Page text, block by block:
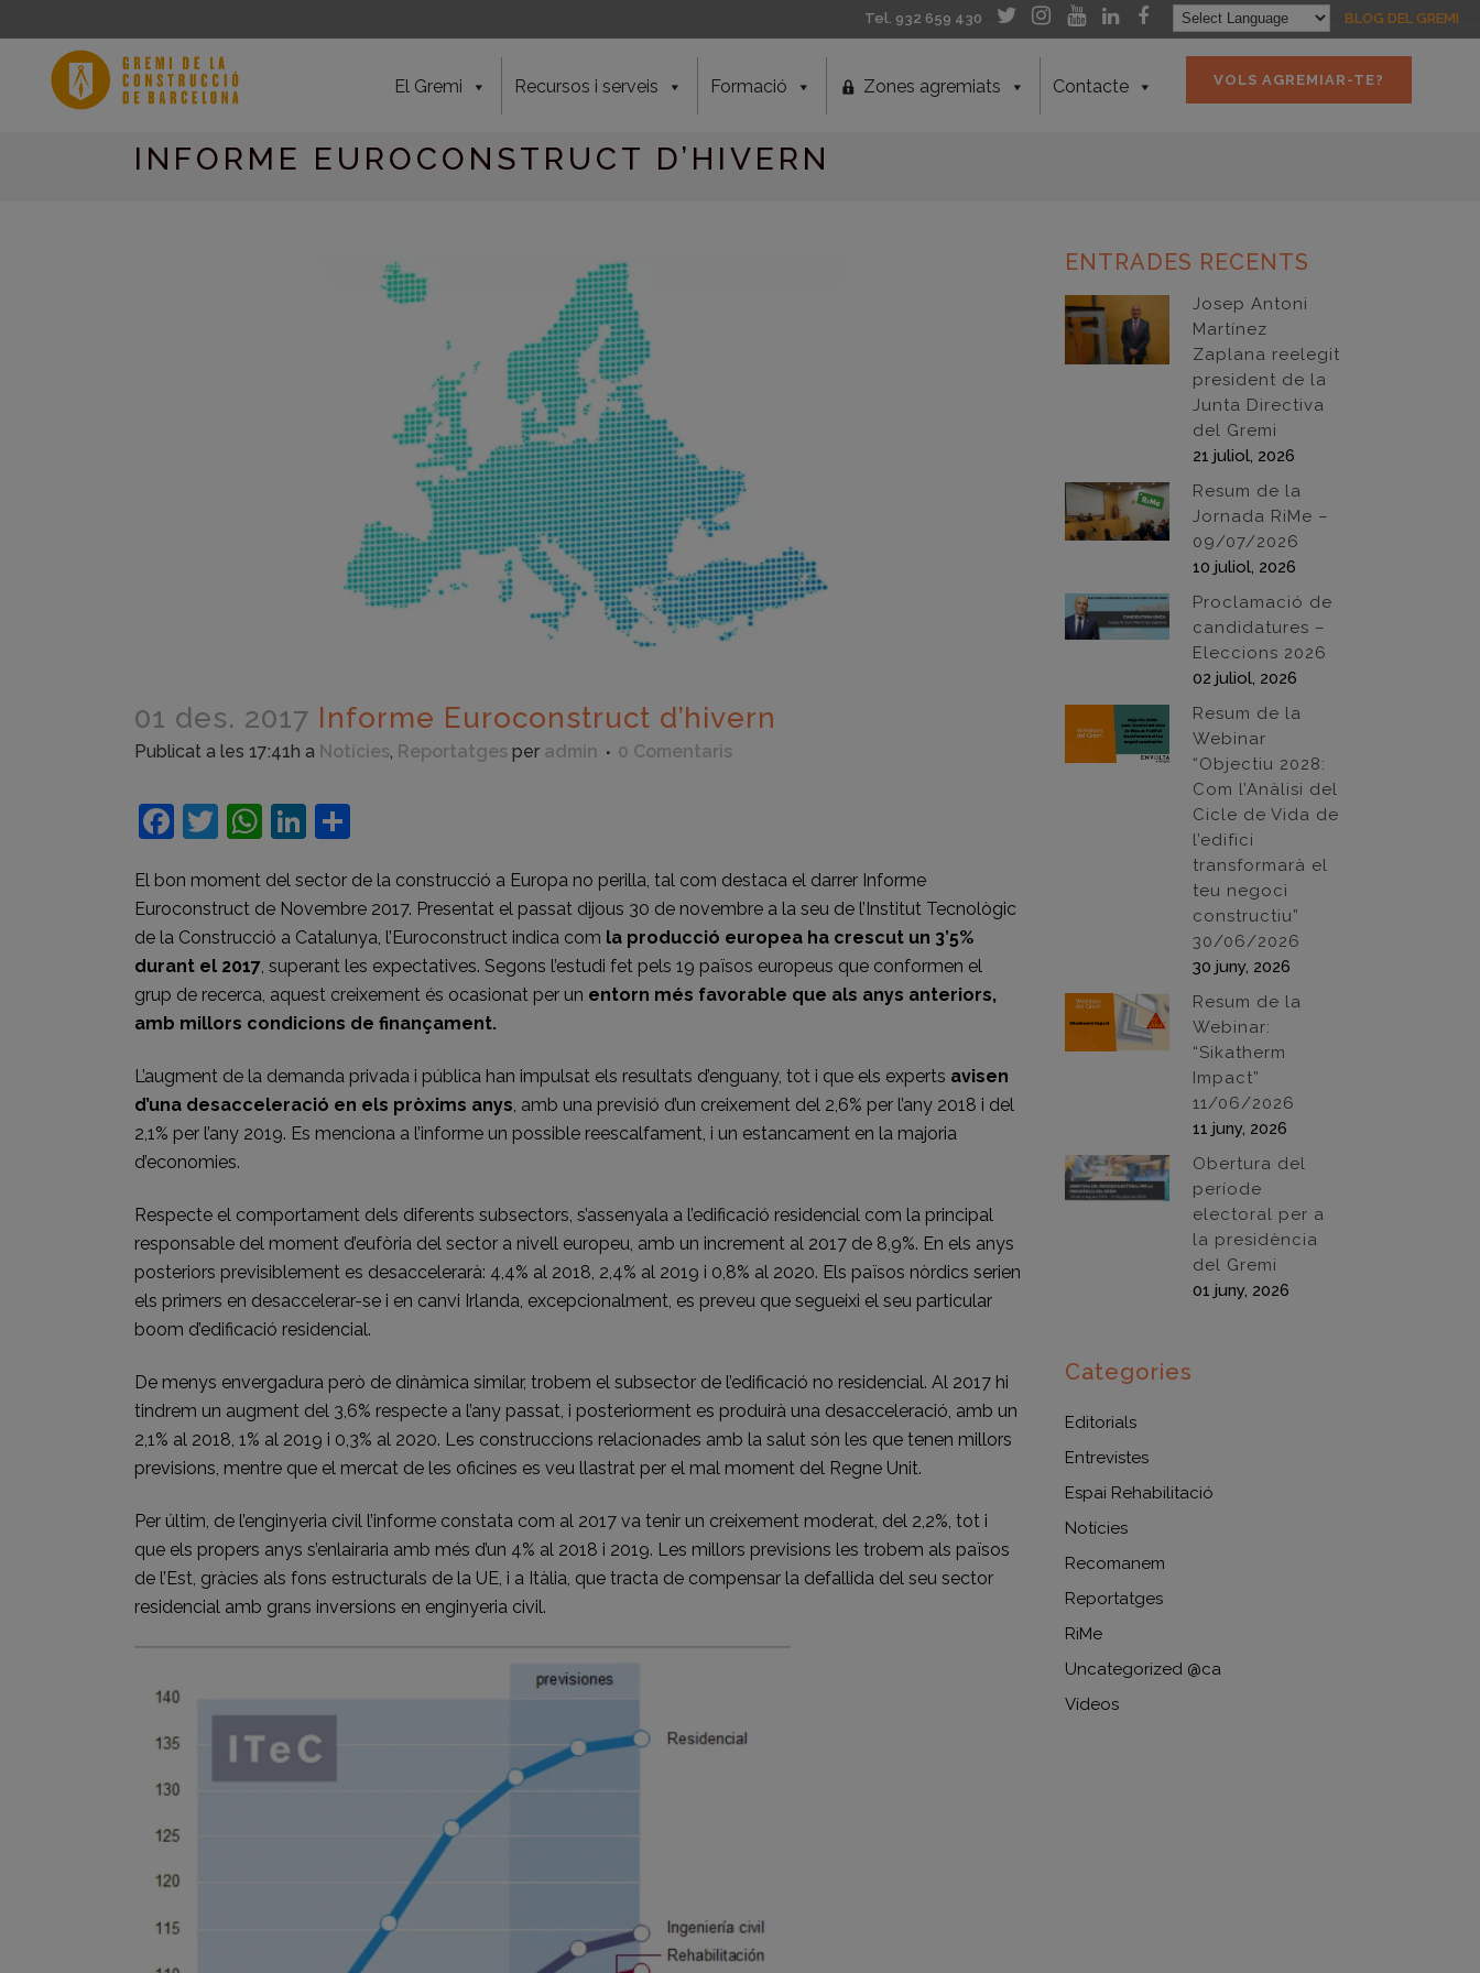
Tel. 932 659 430 BLOG DEL GREMI
VOLS AGREMIAR-TE?
El Gremi Recursos i serveis Formació Zones agremiats Contacte
INFORME EUROCONSTRUCT D’HIVERN
01 des. 2017 Informe Euroconstruct d’hivern
Publicat a les 17:41h a Notícies, Reportatges per admin 0 Comentaris
Facebook
Twitter
WhatsApp
LinkedIn
El bon moment del sector de la construcció a Europa no perilla, tal com destaca el darrer Informe
Euroconstruct de Novembre 2017. Presentat el passat dijous 30 de novembre a la seu de l’Institut Tecnològic
de la Construcció a Catalunya, l’Euroconstruct indica com la producció europea ha crescut un 3’5%
durant el 2017, superant les expectatives. Segons l’estudi fet pels 19 països europeus que conformen el
grup de recerca, aquest creixement és ocasionat per un entorn més favorable que als anys anteriors,
amb millors condicions de finançament.
L’augment de la demanda privada i pública han impulsat els resultats d’enguany, tot i que els experts avisen
d’una desacceleració en els pròxims anys, amb una previsió d’un creixement del 2,6% per l’any 2018 i del
2,1% per l’any 2019. Es menciona a l’informe un possible reescalfament, i un estancament en la majoria
d’economies.
Respecte el comportament dels diferents subsectors, s’assenyala a l’edificació residencial com la principal
responsable del moment d’eufòria del sector a nivell europeu, amb un increment al 2017 de 8,9%. En els anys
posteriors previsiblement es desaccelerarà: 4,4% al 2018, 2,4% al 2019 i 0,8% al 2020. Els països nòrdics serien
els primers en desaccelerar-se i en canvi Irlanda, excepcionalment, es preveu que segueixi el seu particular
boom d’edificació residencial.
De menys envergadura però de dinàmica similar, trobem el subsector de l’edificació no residencial. Al 2017 hi
tindrem un augment del 3,6% respecte a l’any passat, i posteriorment es produirà una desacceleració, amb un
2,1% al 2018, 1% al 2019 i 0,3% al 2020. Les construccions relacionades amb la salut són les que tenen millors
previsions, mentre que el mercat de les oficines es veu llastrat per el mal moment del Regne Unit.
Per últim, de l’enginyeria civil l’informe constata com al 2017 va tenir un creixement moderat, del 2,2%, tot i
que els propers anys s’enlairaria amb més d’un 4% al 2018 i 2019. Les millors previsions les trobem als països
de l’Est, gràcies als fons estructurals de la UE, i a Itàlia, que tracta de compensar la defallida del seu sector
residencial amb grans inversions en enginyeria civil.
ENTRADES RECENTS
Josep Antoni
Martínez
Zaplana reelegit
president de la
Junta Directiva
del Gremi
21 juliol, 2026
Resum de la
Jornada RiMe –
09/07/2026
10 juliol, 2026
Proclamació de
candidatures –
Eleccions 2026
02 juliol, 2026
Resum de la
Webinar
“Objectiu 2028:
Com l’Anàlisi del
Cicle de Vida de
l’edifici
transformarà el
teu negoci
constructiu”
30/06/2026
30 juny, 2026
Resum de la
Webinar:
“Sikatherm
Impact”
11/06/2026
11 juny, 2026
Obertura del
període
electoral per a
la presidència
del Gremi
01 juny, 2026
Categories
Editorials
Entrevistes
Espai Rehabilitació
Notícies
Recomanem
Reportatges
RiMe
Uncategorized @ca
Vídeos